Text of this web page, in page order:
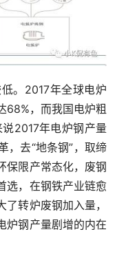
。2017年全球电炉
68%，而我国电炉粗
2017年电炉钢产量
，去“地条钢”，取缔
保限产常态化，废钢
选，在钢铁产业链愈
转炉废钢加入量，
炉钢产量剧增的内在